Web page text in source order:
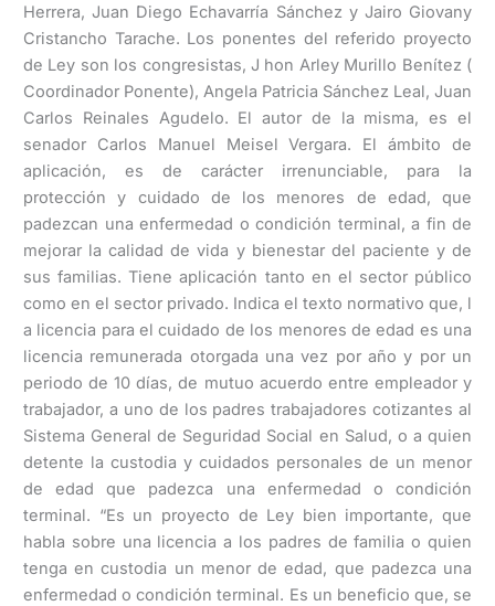
Herrera, Juan Diego Echavarría Sánchez y Jairo Giovany
Cristancho Tarache. Los ponentes del referido proyecto
de Ley son los congresistas, J hon Arley Murillo Benítez (
Coordinador Ponente), Angela Patricia Sánchez Leal, Juan
Carlos Reinales Agudelo. El autor de la misma, es el
senador Carlos Manuel Meisel Vergara. El ámbito de
aplicación, es de carácter irrenunciable, para la
protección y cuidado de los menores de edad, que
padezcan una enfermedad o condición terminal, a fin de
mejorar la calidad de vida y bienestar del paciente y de
sus familias. Tiene aplicación tanto en el sector público
como en el sector privado. Indica el texto normativo que, l
a licencia para el cuidado de los menores de edad es una
licencia remunerada otorgada una vez por año y por un
periodo de 10 días, de mutuo acuerdo entre empleador y
trabajador, a uno de los padres trabajadores cotizantes al
Sistema General de Seguridad Social en Salud, o a quien
detente la custodia y cuidados personales de un menor
de edad que padezca una enfermedad o condición
terminal. “Es un proyecto de Ley bien importante, que
habla sobre una licencia a los padres de familia o quien
tenga en custodia un menor de edad, que padezca una
enfermedad o condición terminal. Es un beneficio que, se